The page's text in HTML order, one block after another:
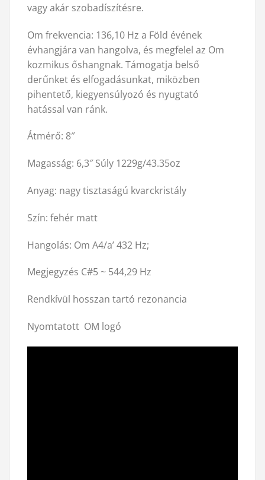
vagy akár szobadíszítésre.
Om frekvencia: 136,10 Hz a Föld évének
évhangjára van hangolva, és megfelel az Om
kozmikus őshangnak. Támogatja belső
derűnket és elfogadásunkat, miközben
pihentető, kiegyensúlyozó és nyugtató
hatással van ránk.
Átmérő: 8″
Magasság: 6,3″ Súly 1229g/43.35oz
Anyag: nagy tisztaságú kvarckristály
Szín: fehér matt
Hangolás: Om A4/a’ 432 Hz;
Megjegyzés C#5 ~ 544,29 Hz
Rendkívül hosszan tartó rezonancia
Nyomtatott OM logó